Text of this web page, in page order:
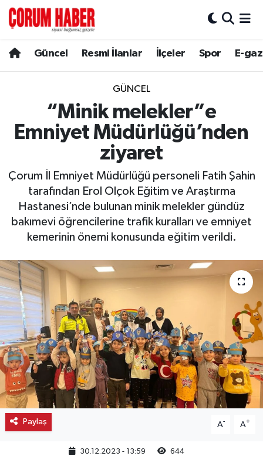
Güncel Resmi İlanlar İlçeler Spor E-
GÜNCEL
“Minik melekler”e
Emniyet Müdürlüğü’nden
ziyaret
Çorum İl Emniyet Müdürlüğü personeli Fatih Şahin
tarafından Erol Olçok Eğitim ve Araştırma
Hastanesi’nde bulunan minik melekler gündüz
bakımevi öğrencilerine trafik kuralları ve emniyet
kemerinin önemi konusunda eğitim verildi.
Paylaş A- A+
30.12.2023 - 13:59 644
Spor
Resmi İlanlar
Alaca
Boğazkale
Dodurga
Kargı
Laçin
Mecitözü
Oğuzlar
Ortaköy
Osmancık
Hava Durumu
Çorum Namaz Vakitleri
Trafik Durumu
Süper Lig Puan Durumu ve Fikstür
Tüm Manşetler
Son Dakika Haberleri